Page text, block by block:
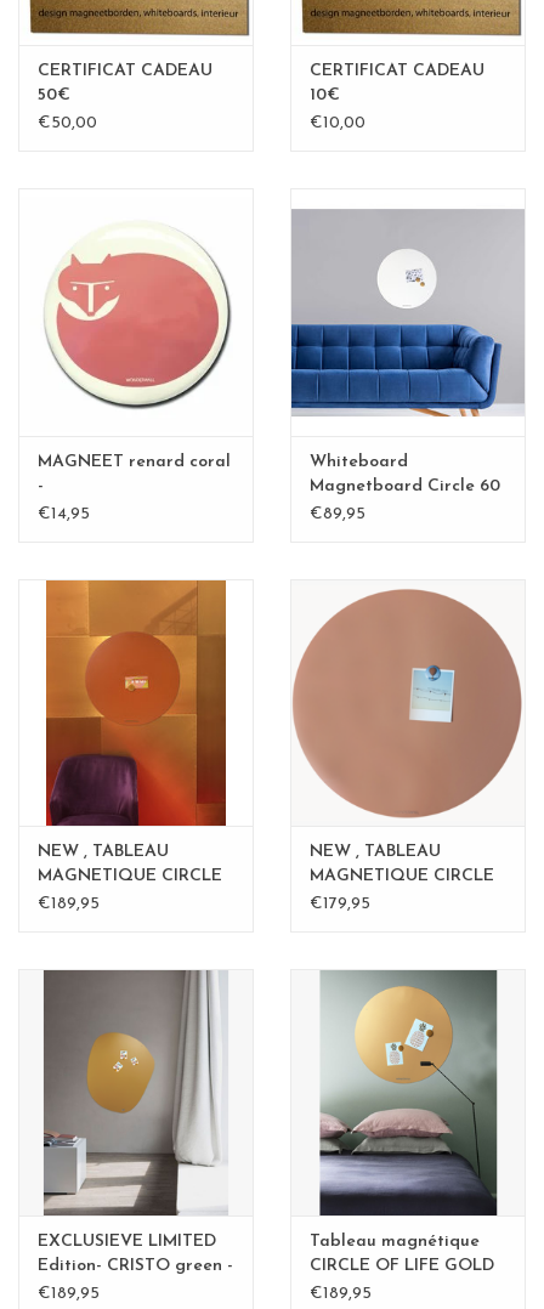
CERTIFICAT CADEAU
50€
€50,00
CERTIFICAT CADEAU
10€
€10,00
MAGNEET renard coral
-
€14,95
Whiteboard
Magnetboard Circle 60
cm
€89,95
NEW , TABLEAU
MAGNETIQUE CIRCLE
ROSE - 60 cm - Copy -
€189,95
NEW , TABLEAU
MAGNETIQUE CIRCLE
ROSE - 60 cm - Copy -
€179,95
EXCLUSIEVE LIMITED
Edition- CRISTO green -
Copy
€189,95
Tableau magnétique
CIRCLE OF LIFE GOLD
83cm diam. - Copy
€189,95